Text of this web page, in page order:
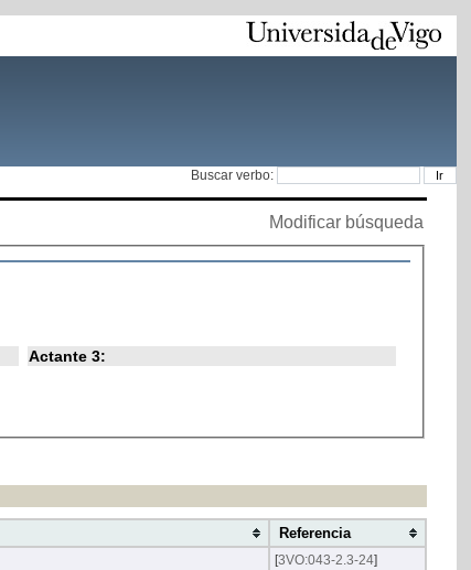
Buscar verbo:
Modificar búsqueda
Actante 3:
Referencia
[3VO:043-2.3-24]